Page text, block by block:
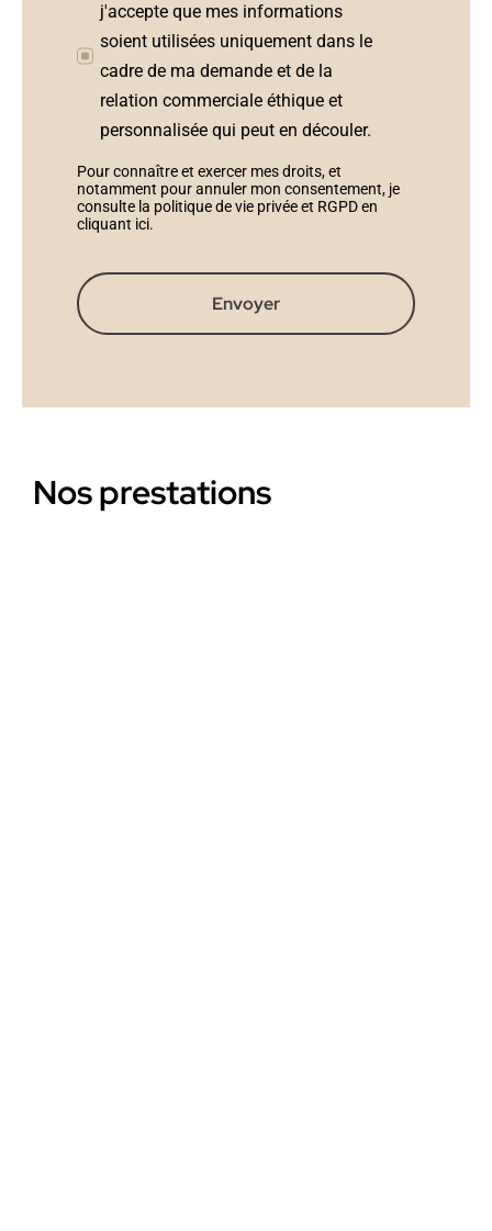
j'accepte que mes informations
soient utilisées uniquement dans le
cadre de ma demande et de la
relation commerciale éthique et
personnalisée qui peut en découler.
Pour connaître et exercer mes droits, et
notamment pour annuler mon consentement, je
consulte la politique de vie privée et RGPD en
cliquant ici.
Envoyer
Nos prestations